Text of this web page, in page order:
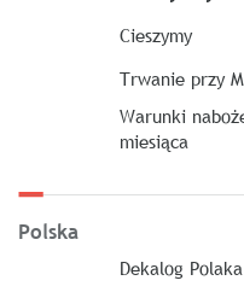
Cieszymy
Trwanie przy
Warunki
miesiąca
Polska
Dekalog Polaka